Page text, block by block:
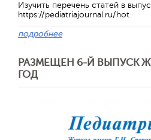
Изучить перечень статей в
https://pediatriajournal.ru/hot
подробнее
РАЗМЕЩЕН 6-Й ВЫПУСК
ГОД